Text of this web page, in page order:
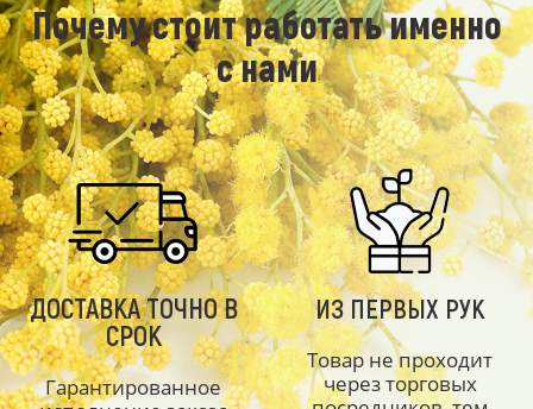
Почему стоит работать именно
с нами
ДОСТАВКА ТОЧНО В
СРОК
Гарантированное
ИЗ ПЕРВЫХ РУК
Товар не проходит
через торговых